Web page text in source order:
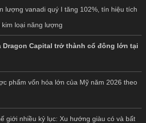
lượng vanadi quý I tăng 102%, tín hiệu tích
loại năng lượng
Dragon Capital trở thành cổ đông lớn tại
phẩm vốn hóa lớn của Mỹ năm 2026 theo
giới nhiều kỷ lục: Xu hướng giàu có và bất